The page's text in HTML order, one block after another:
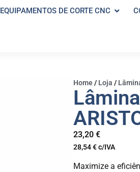
EQUIPAMENTOS DE CORTE CNC
Home/ Loja /
23,20 €
28,54€c/IVA
Maximize a